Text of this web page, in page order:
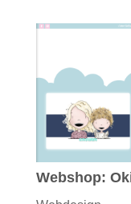
Webshop: